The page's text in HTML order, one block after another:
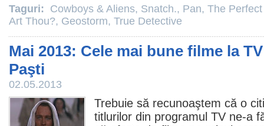
Taguri: Cowboys & Aliens, Snatch., Pan, The
Art Thou?, Geostorm, True Detective
Mai 2013: Cele mai bune filme la
Paşti
02.05.2013
Trebuie să recunoaştem că o
titlurilor din programul TV ne-a